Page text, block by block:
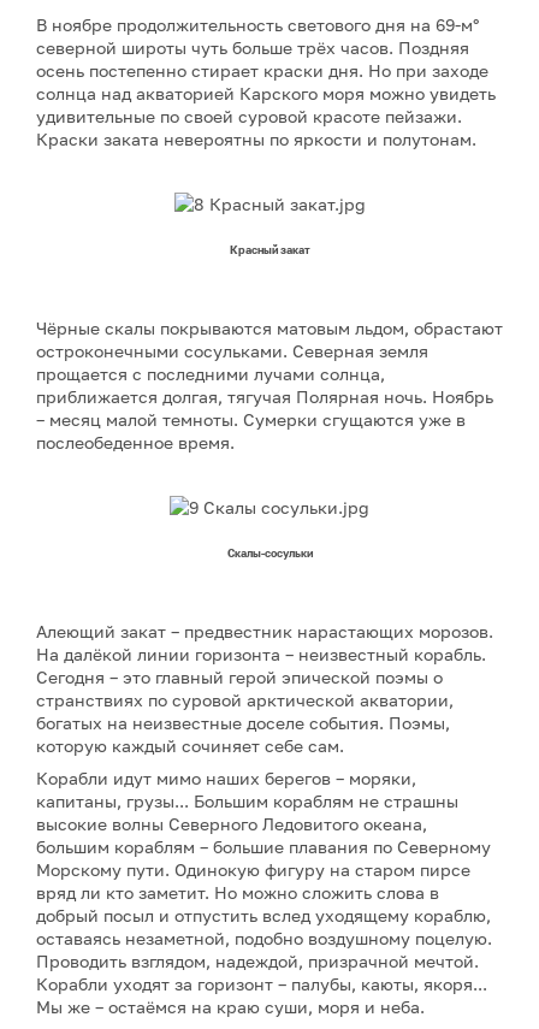
В ноябре продолжительность светового дня на 69-м°
северной широты чуть больше трёх часов. Поздняя
осень постепенно стирает краски дня. Но при заходе
солнца над акваторией Карского моря можно увидеть
удивительные по своей суровой красоте пейзажи.
Краски заката невероятны по яркости и полутонам.
Красный закат
Чёрные скалы покрываются матовым льдом, обрастают
остроконечными сосульками. Северная земля
прощается с последними лучами солнца,
приближается долгая, тягучая Полярная ночь. Ноябрь
– месяц малой темноты. Сумерки сгущаются уже в
послеобеденное время.
Скалы-сосульки
Алеющий закат – предвестник нарастающих морозов.
На далёкой линии горизонта – неизвестный корабль.
Сегодня – это главный герой эпической поэмы о
странствиях по суровой арктической акватории,
богатых на неизвестные доселе события. Поэмы,
которую каждый сочиняет себе сам.
Корабли идут мимо наших берегов – моряки,
капитаны, грузы... Большим кораблям не страшны
высокие волны Северного Ледовитого океана,
большим кораблям – большие плавания по Северному
Морскому пути. Одинокую фигуру на старом пирсе
вряд ли кто заметит. Но можно сложить слова в
добрый посыл и отпустить вслед уходящему кораблю,
оставаясь незаметной, подобно воздушному поцелую.
Проводить взглядом, надеждой, призрачной мечтой.
Корабли уходят за горизонт – палубы, каюты, якоря...
Мы же – остаёмся на краю суши, моря и неба.